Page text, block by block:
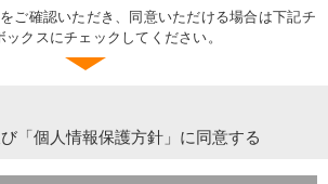
について＝＝
人情報はご本人の同意なく第三者へ提供すること
、次のいずれかに該当する場合は提供をすること
事項を明示または通知し、本人の同意を得ている
ご確認いただき、同意いただける場合は下記チ
ックスにチェックしてください。
「個人情報保護方針」に同意する